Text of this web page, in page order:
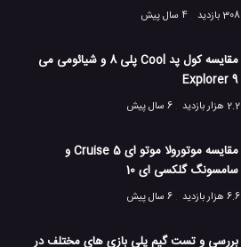
308 بازدید
4 سال پیش
مقایسه کول پد Cool پلی 8 و شیائومی می
9 Explorer
2.2 هزار بازدید 6 سال پیش
مقایسه موتورولا موتو ای 5 Cruise و
سامسونگ گلکسی ای 10
6.6 هزار بازدید 6 سال پیش
بررسی و تست گیم پلی بازی های مختلف در